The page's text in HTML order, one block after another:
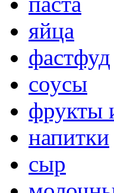
яйца
фастфуд
соусы
фрукты
напитки
сыр